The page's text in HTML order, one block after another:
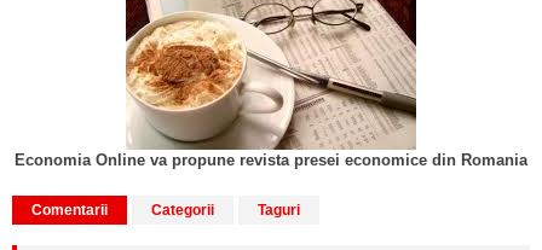
Economia Online va propune revista presei economice din Romania
Comentarii Categorii Taguri